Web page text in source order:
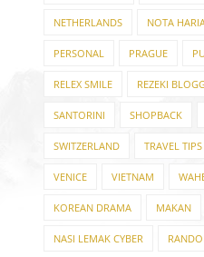
NETHERLANDS NOTA
PERSONAL PRAGUE
RELEX SMILE REZEKI
SANTORINI SHOPBACK
SWITZERLAND TRAVEL TIPS
VENICE VIETNAM
KOREAN DRAMA MAKAN
NASI LEMAK CYBER